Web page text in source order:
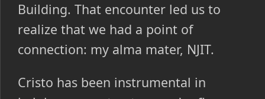
Building. That encounter led us to
realize that we had a point of
connection: my alma mater, NJIT.
Cristo has been instrumental in